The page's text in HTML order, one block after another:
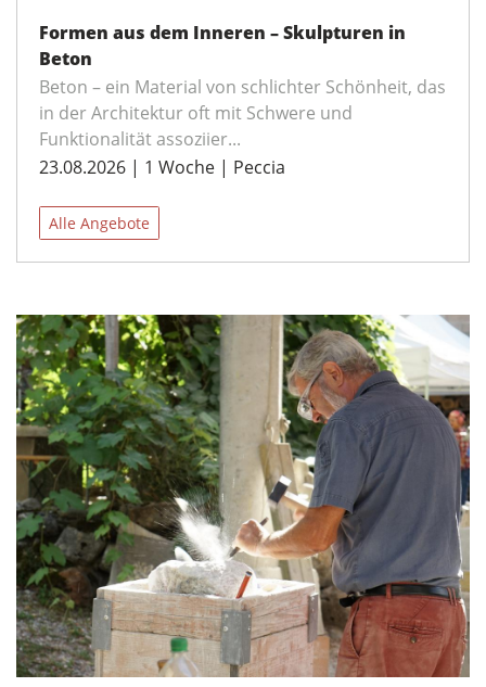
Formen aus dem Inneren – Skulpturen in
Beton
Beton – ein Material von schlichter Schönheit, das
in der Architektur oft mit Schwere und
Funktionalität assoziier...
23.08.2026 | 1 Woche | Peccia
Alle Angebote